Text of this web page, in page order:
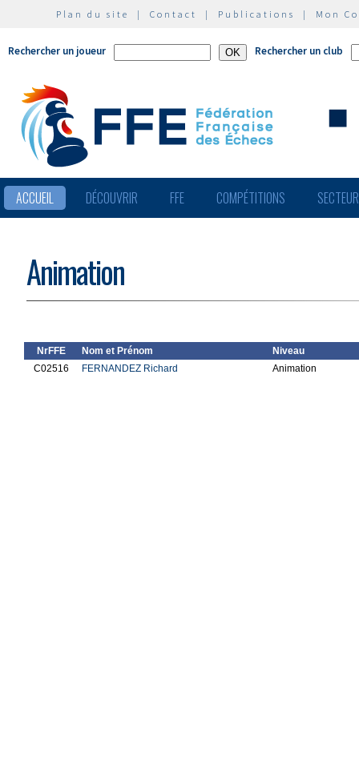
Plan du site | Contact | Publications | Mon
Rechercher un joueur Rechercher un club
ACCUEIL DÉCOUVRIR FFE COMPÉTITIONS
Animation
NrFFE Nom et Prénom
Niveau
C02516
FERNANDEZ Richard Animation